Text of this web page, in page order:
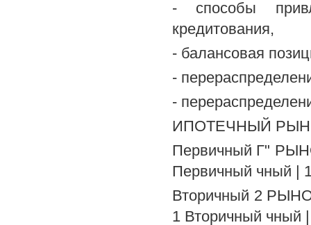
- способы
кредитования,
- балансовая
-
-
ИПОТЕЧНЫЙ
Первичный Г"
Первичный чный
Вторичный 2
1 Вторичный